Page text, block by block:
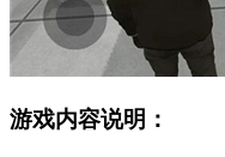
游戏内容说明：